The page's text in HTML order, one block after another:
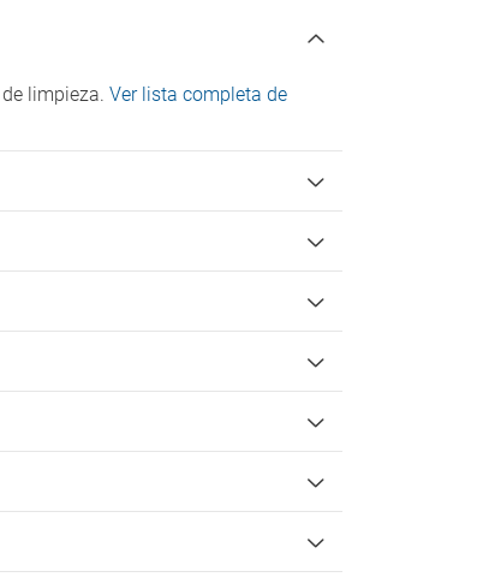
Salida: De 10:00 a 10:00
limpieza. Ver lista completa de